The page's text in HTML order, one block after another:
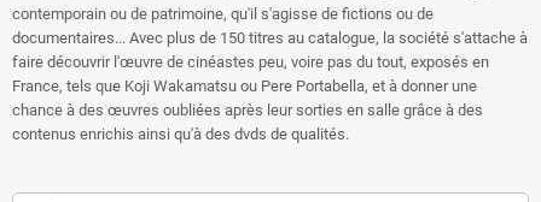
contemporain ou de patrimoine, qu'il s'agisse de fictions ou de
documentaires... Avec plus de 150 titres au catalogue, la société s'attache à
faire découvrir l'œuvre de cinéastes peu, voire pas du tout, exposés en
France, tels que Koji Wakamatsu ou Pere Portabella, et à donner une
chance à des œuvres oubliées après leur sorties en salle grâce à des
contenus enrichis ainsi qu'à des dvds de qualités.